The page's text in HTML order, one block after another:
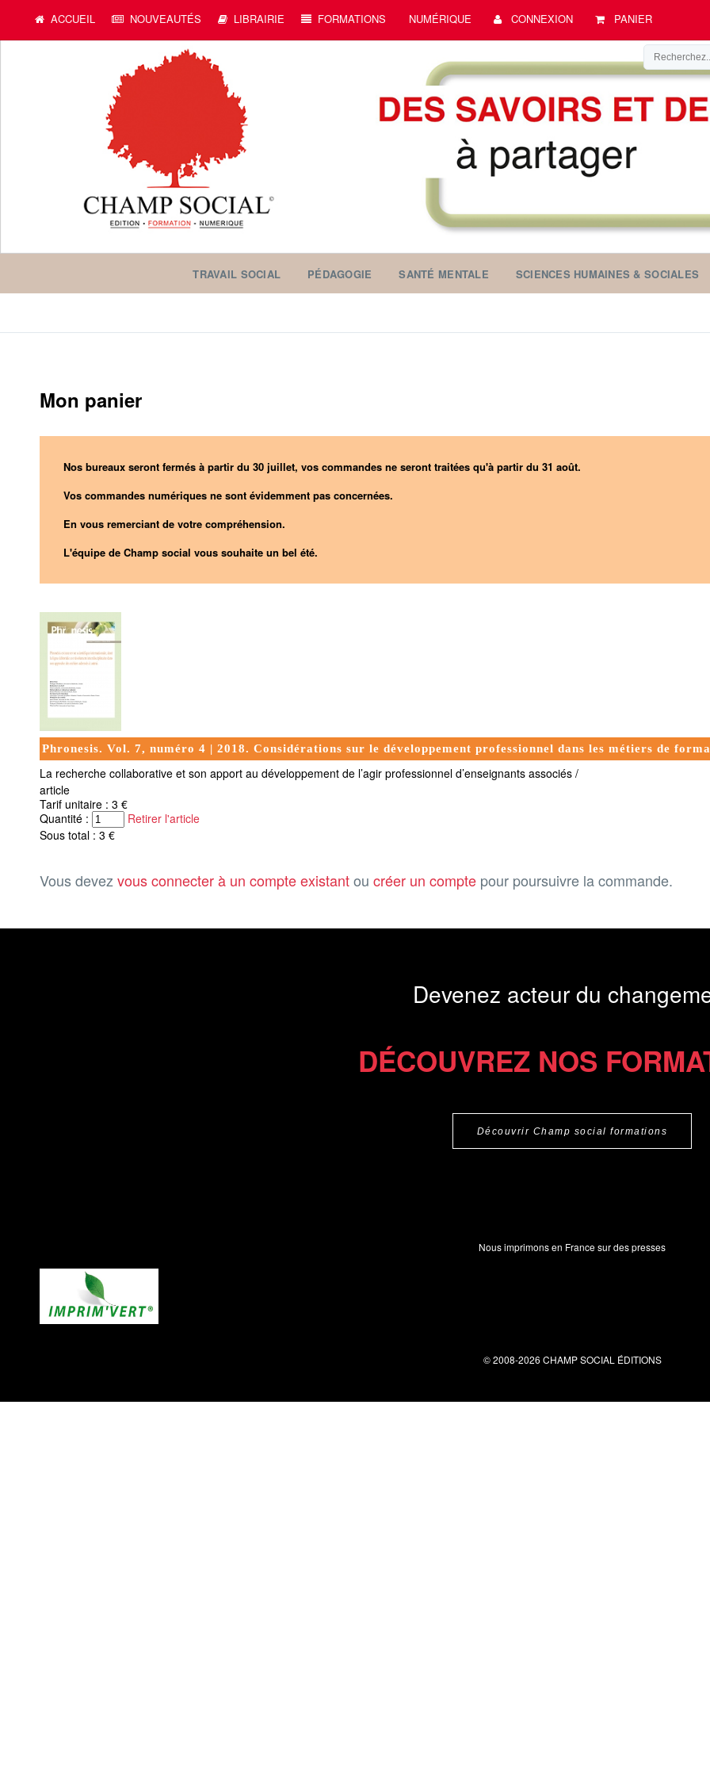
ACCUEIL NOUVEAUTÉS LIBRAIRIE FORMATIONS NUMÉRIQUE CONNEXION PANIER
TRAVAIL SOCIAL PÉDAGOGIE SANTÉ MENTALE SCIENCES HUMAINES & SOCIALES
Mon panier
Nos bureaux seront fermés à partir du 30 juillet, vos commandes ne seront traitées qu'à partir du 31 août.
Vos commandes numériques ne sont évidemment pas concernées.
En vous remerciant de votre compréhension.
L'équipe de Champ social vous souhaite un bel été.
Phronesis. Vol. 7, numéro 4 | 2018. Considérations sur le développement professionnel dans les métiers de
La recherche collaborative et son apport au développement de l’agir professionnel d’enseignants associés /
article
Tarif unitaire : 3 €
Quantité :
Retirer l'article
Sous total : 3 €
Vous devezvous connecter à un compte existantou créer un compte pour poursuivre la commande.
Devenez acteur du
DÉCOUVREZ NOS
Découvrir Champ social formations
Nous imprimons en France sur des presses
© 2008-2026 CHAMP SOCIAL ÉDITIONS